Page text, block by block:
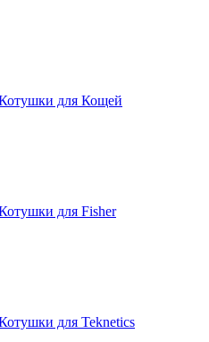
для Кощей
для Fisher
для Teknetics